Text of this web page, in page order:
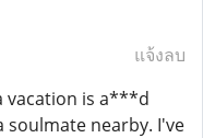
แจ้งลบ
vacation is a***d
soulmate nearby. I've